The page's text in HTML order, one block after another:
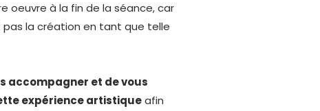
oeuvre à la fin de la séance, car
la création en tant que telle
accompagner et de vous
expérience artistiqueafin